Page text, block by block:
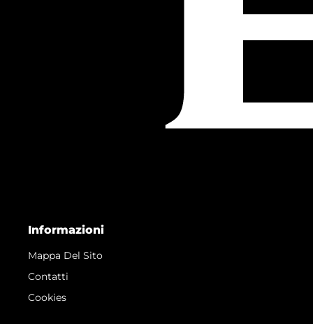
Informazioni
Mappa Del Sito
Contatti
Cookies